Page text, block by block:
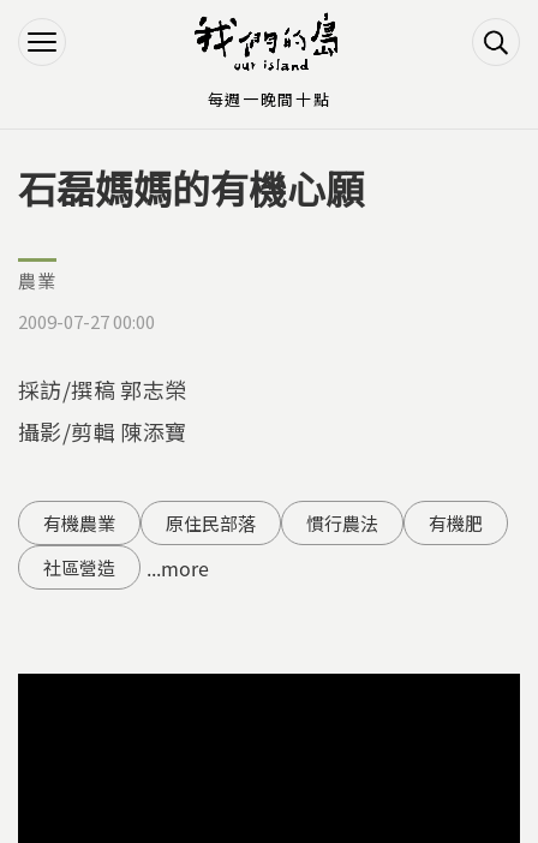
Jump to Navigation
Jump to Main content
您在這裡
石磊媽媽的有機心願
農業
2009-07-27 00:00
採訪/撰稿 郭志榮
攝影/剪輯 陳添寶
有機農業 原住民部落 慣行農法
有機肥
社區營造
...more
每週一晚間十點